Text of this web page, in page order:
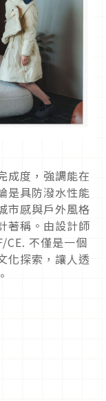
成度，強調能在
是具防潑水性能
市感與戶外風格
著稱。由設計師
CE. 不僅是一個
化探索，讓人透